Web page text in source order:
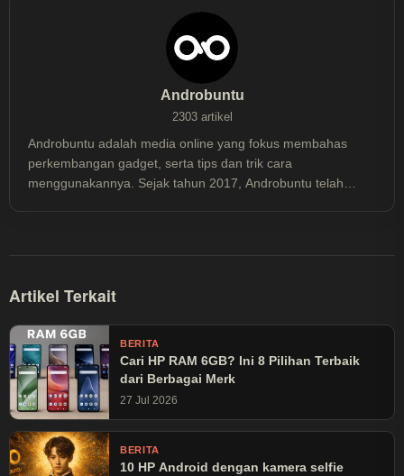
Androbuntu
2303 artikel
Androbuntu adalah media online yang fokus membahas
perkembangan gadget, serta tips dan trik cara
menggunakannya. Sejak tahun 2017, Androbuntu telah
Artikel Terkait
BERITA
Cari HP RAM 6GB? Ini 8 Pilihan Terbaik
dari Berbagai Merk
27 Jul 2026
BERITA
10 HP Android dengan kamera selfie